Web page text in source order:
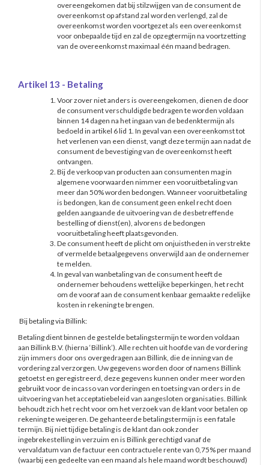
overeengekomen dat bij stilzwijgen van de consument de
overeenkomst op afstand zal worden verlengd, zal de
overeenkomst worden voortgezet als een overeenkomst
voor onbepaalde tijd en zal de opzegtermijn na voortzetting
van de overeenkomst maximaal één maand bedragen.
Artikel 13 - Betaling
Voor zover niet anders is overeengekomen, dienen de door
de consument verschuldigde bedragen te worden voldaan
binnen 14 dagen na het ingaan van de bedenktermijn als
bedoeld in artikel 6 lid 1. In geval van een overeenkomst tot
het verlenen van een dienst, vangt deze termijn aan nadat de
consument de bevestiging van de overeenkomst heeft
ontvangen.
Bij de verkoop van producten aan consumenten mag in
algemene voorwaarden nimmer een vooruitbetaling van
meer dan 50% worden bedongen. Wanneer vooruitbetaling
is bedongen, kan de consument geen enkel recht doen
gelden aangaande de uitvoering van de desbetreffende
bestelling of dienst(en), alvorens de bedongen
vooruitbetaling heeft plaatsgevonden.
De consument heeft de plicht om onjuistheden in verstrekte
of vermelde betaalgegevens onverwijld aan de ondernemer
te melden.
In geval van wanbetaling van de consument heeft de
ondernemer behoudens wettelijke beperkingen, het recht
om de vooraf aan de consument kenbaar gemaakte redelijke
kosten in rekening te brengen.
Bij betaling via Billink:
Betaling dient binnen de gestelde betalingstermijn te worden voldaan
aan Billink B.V. (hierna ‘Billink’). Alle rechten uit hoofde van de vordering
zijn immers door ons overgedragen aan Billink, die de inning van de
vordering zal verzorgen. Uw gegevens worden door of namens Billink
getoetst en geregistreerd, deze gegevens kunnen onder meer worden
gebruikt voor de incasso van vorderingen en toetsing van orders in de
uitvoering van het acceptatiebeleid van aangesloten organisaties. Billink
behoudt zich het recht voor om het verzoek van de klant voor betalen op
rekening te weigeren. De gehanteerde betalingstermijn is een fatale
termijn. Bij niet tijdige betaling is de klant dan ook zonder
ingebrekestelling in verzuim en is Billink gerechtigd vanaf de
vervaldatum van de factuur een contractuele rente van 0,75% per maand
(waarbij een gedeelte van een maand als hele maand wordt beschouwd)